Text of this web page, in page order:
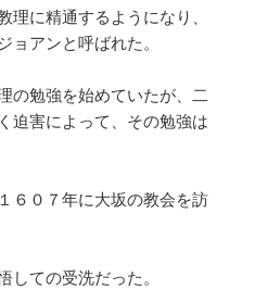
理に精通するようになり、
ョアンと呼ばれた。
の勉強を始めていたが、二
迫害によって、その勉強は
６０７年に大坂の教会を訪
しての受洗だった。